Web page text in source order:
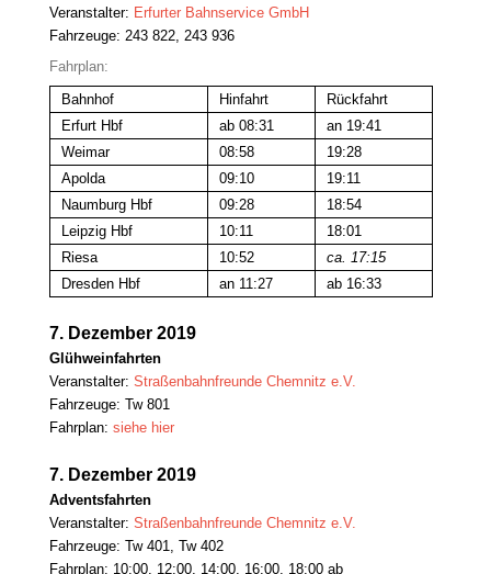
Veranstalter: Erfurter Bahnservice GmbH
Fahrzeuge: 243 822, 243 936
Fahrplan:
Bahnhof
Hinfahrt
Rückfahrt
Erfurt Hbf
ab 08:31
an 19:41
Weimar
08:58
19:28
Apolda
09:10
19:11
Naumburg Hbf
09:28
18:54
Leipzig Hbf
10:11
18:01
Riesa
10:52
ca. 17:15
Dresden Hbf
an 11:27 ab 16:33
7. Dezember 2019
Glühweinfahrten
Veranstalter: Straßenbahnfreunde Chemnitz e.V.
Fahrzeuge: Tw 801
Fahrplan: siehe hier
7. Dezember 2019
Adventsfahrten
Veranstalter: Straßenbahnfreunde Chemnitz e.V.
Fahrzeuge: Tw 401, Tw 402
Fahrplan: 10:00, 12:00, 14:00, 16:00, 18:00 ab